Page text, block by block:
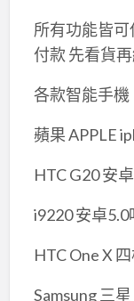
所有功能皆
付款 先看貨
各款智能手
蘋果 APPLE
HTC G20 安
i9220 安卓
HTC One X
Samsung 三